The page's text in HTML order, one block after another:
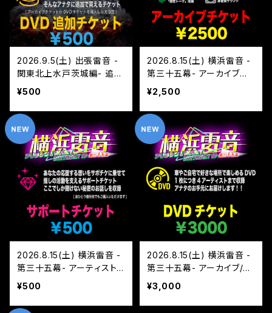
2026.9.5(土) 出張雷音 -
関東北上水戸茨城編- 追加
チケット
¥500
2026.8.15(土) 横浜雷音 -
第三十五幕- アーカイブチ
ケット
¥2,500
2026.8.15(土) 横浜雷音 -
第三十五幕- アーティスト
サポートチケット
¥500
2026.8.15(土) 横浜雷音 -
第三十五幕- アーカイブ/D
VD チケット
¥3,000